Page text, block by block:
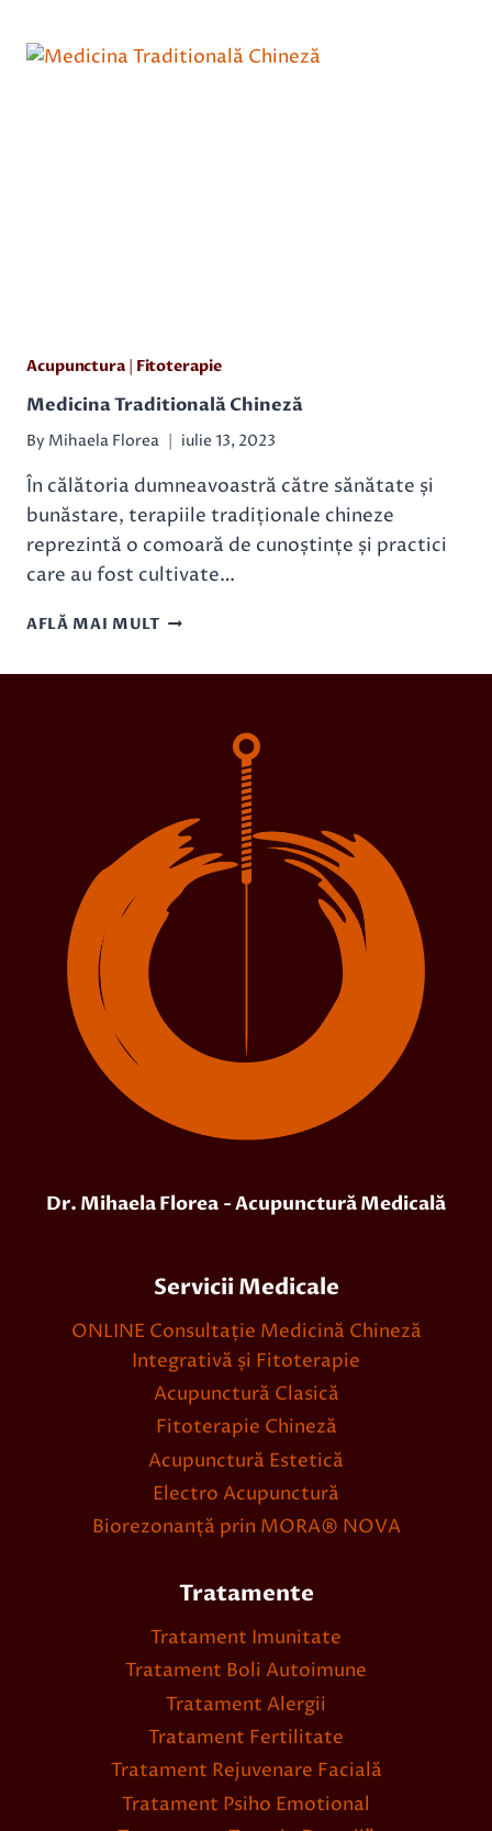
ACUPUNCTURA?
Acupunctura| Fitoterapie
Medicina Traditională Chineză
By Mihaela Florea iulie 13, 2023
În călătoria dumneavoastră către sănătate și
bunăstare, terapiile tradiționale chineze
reprezintă o comoară de cunoștințe și practici
care au fost cultivate…
AFLĂ MAI MULTMEDICINA
Dr. Mihaela Florea - Acupunctură Medicală
Servicii Medicale
ONLINE Consultație Medicină Chineză
Integrativă și Fitoterapie
Acupunctură Clasică
Fitoterapie Chineză
Acupunctură Estetică
Electro Acupunctură
Biorezonanță prin MORA® NOVA
Tratamente
Tratament Imunitate
Tratament Boli Autoimune
Tratament Alergii
Tratament Fertilitate
Tratament Rejuvenare Facială
Tratament Psiho Emotional